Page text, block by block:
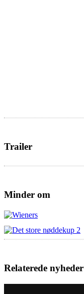
Trailer
Minder om
Relaterede nyheder